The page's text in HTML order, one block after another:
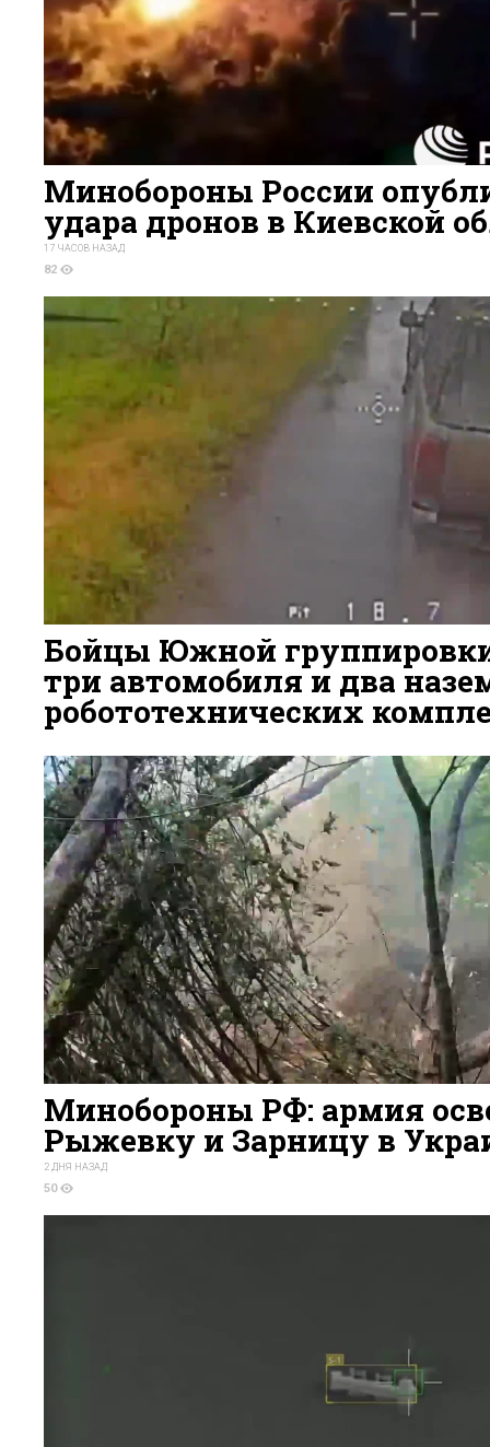
Минобороны России
удара дронов в Киевской
17 ЧАСОВ НАЗАД
82
Бойцы Южной
три автомобиля и два
робототехнических
67
Минобороны РФ: армия
Рыжевку и Зарницу в
2 ДНЯ НАЗАД
50